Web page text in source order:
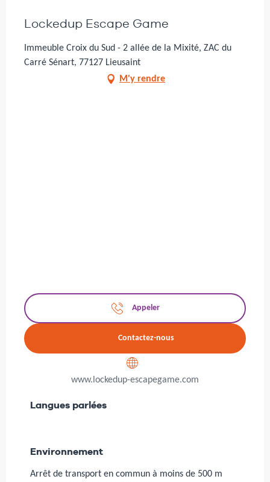
Lockedup Escape Game
Immeuble Croix du Sud - 2 allée de la Mixité, ZAC du
Carré Sénart, 77127 Lieusaint
M'y rendre
Appeler
Contactez-nous
www.lockedup-escapegame.com
Langues parlées
Langues parlées
Environnement
Environnement
Arrêt de transport en commun à moins de 500 m